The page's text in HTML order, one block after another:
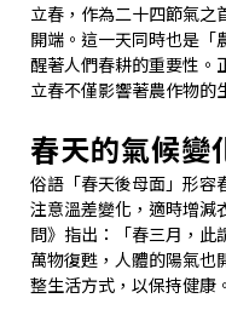
立春，作為二十四節氣之
開端。這一天同時也是「
醒著人們春耕的重要性。
立春不僅影響著農作物的
春天的氣候變
俗語「春天後母面」形容
注意溫差變化，適時增
問》指出：「春三月，此
萬物復甦，人體的陽氣也
整生活方式，以保持健康。